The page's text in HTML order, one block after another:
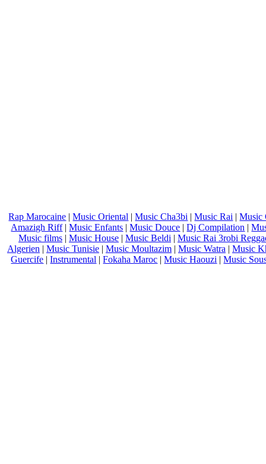
Rap Marocaine |Music Oriental |Music Cha3bi |Music Rai |Music
Amazigh Riff|Music Enfants |Music Douce |Dj Compilation |
Music films | Music House | Music Beldi | Music Rai 3robi
Algerien | Music Tunisie | Music Moultazim | Music Watra | Music
Guercife |Instrumental |Fokaha Maroc |Music Haouzi |Music